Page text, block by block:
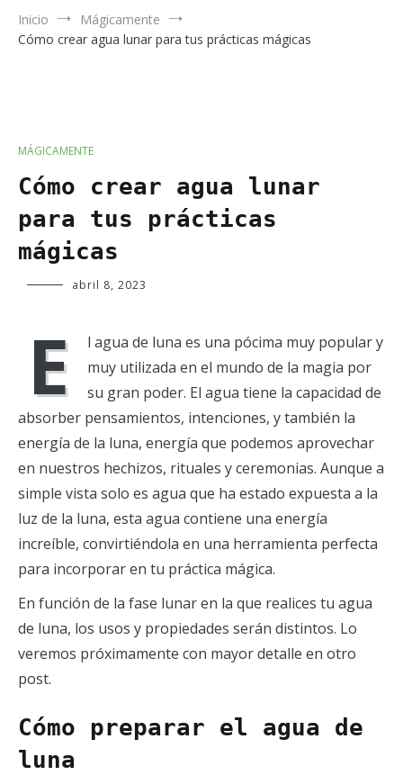
Inicio
Mágicamente
Cómo crear agua lunar para tus prácticas mágicas
MÁGICAMENTE
Cómo crear agua lunar
para tus prácticas
mágicas
Verde
abril 8, 2023
E
l agua de luna es una pócima muy popular y
muy utilizada en el mundo de la magia por
su gran poder. El agua tiene la capacidad de
absorber pensamientos, intenciones, y también la
energía de la luna, energía que podemos aprovechar
en nuestros hechizos, rituales y ceremonias. Aunque a
simple vista solo es agua que ha estado expuesta a la
luz de la luna, esta agua contiene una energía
increíble, convirtiéndola en una herramienta perfecta
para incorporar en tu práctica mágica.
En función de la fase lunar en la que realices tu agua
de luna, los usos y propiedades serán distintos. Lo
veremos próximamente con mayor detalle en otro
post.
Cómo preparar el agua de
luna